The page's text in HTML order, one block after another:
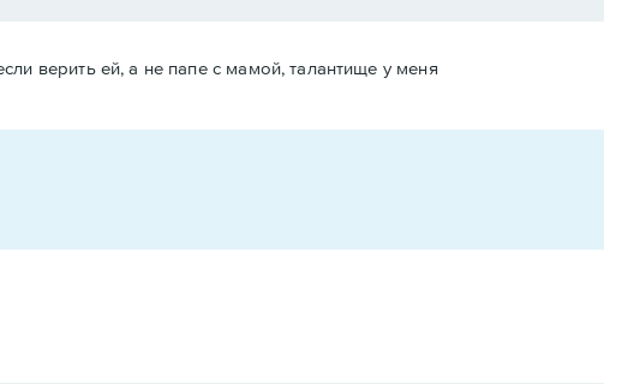
верить ей, а не папе с мамой, талантище у меня